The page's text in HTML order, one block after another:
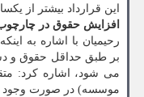
این قرارداد بیشتر از
افزایش حقوق در
رحیمیان با اشاره به
بر طبق حداقل حقوق و
می شود، اشاره كرد:
موسسه) در صورت وجود